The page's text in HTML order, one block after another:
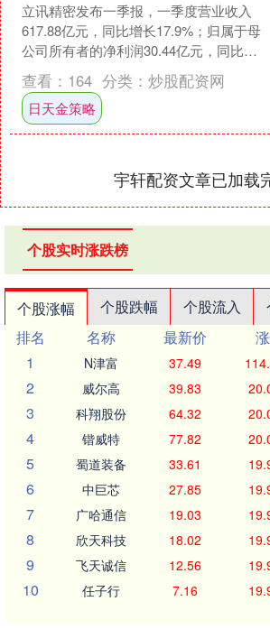
立讯精密发布一季报，一季度营业收入
617.88亿元，同比增长17.9%；归属于母
公司所有者的净利润30.44亿元，同比增
长23.17%；基本每股收益0.42元，....
查看： 164 分类： 炒股配资网
日天金策略
宇轩配资文章已加载
个股实时涨跌榜
个股涨幅 个股跌幅 个股流入
排名
名称 最新价
1
N津富 37.49
2 威尔高 39.83
3 科翔股份 64.32
4 锴威特 77.82
5 蜀道装备 33.61
6 中巨芯 27.85
7 广哈通信 19.03
8 欣天科技 18.02
9 飞天诚信 12.56
10 任子行 7.16